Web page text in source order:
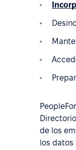
de los
los datos